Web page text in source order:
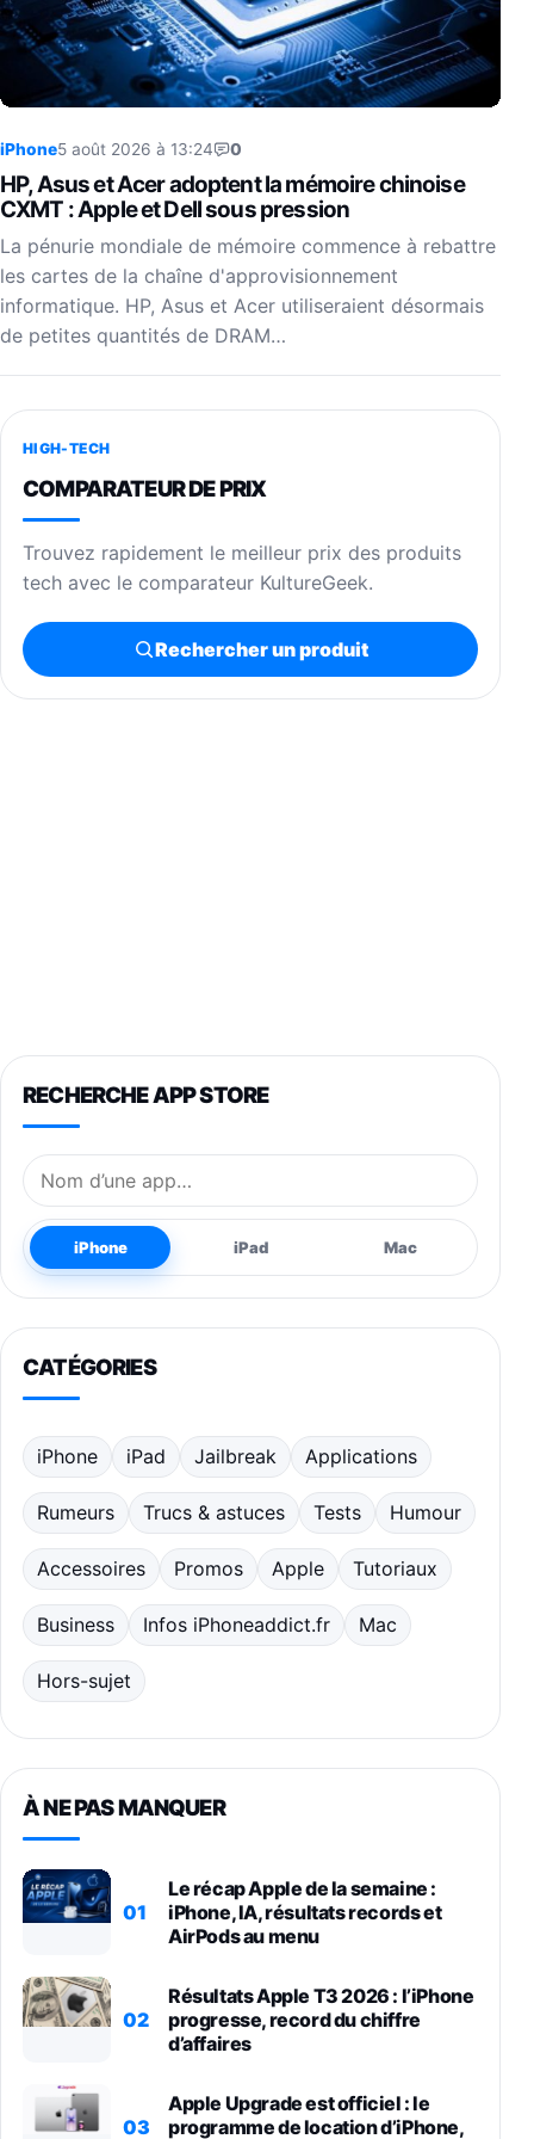
iPhone5 août 2026 à 13:24 0
HP, Asus et Acer adoptent la mémoire chinoise
CXMT : Apple et Dell sous pression
La pénurie mondiale de mémoire commence à rebattre
les cartes de la chaîne d'approvisionnement
informatique. HP, Asus et Acer utiliseraient désormais
de petites quantités de DRAM…
HIGH-TECH
COMPARATEUR DE PRIX
Trouvez rapidement le meilleur prix des produits
tech avec le comparateur KultureGeek.
Rechercher un produit
RECHERCHE APP STORE
Nom de l’application
iPhone iPad Mac
CATÉGORIES
iPhone iPad Jailbreak Applications
Rumeurs Trucs & astuces Tests Humour
Accessoires Promos Apple Tutoriaux
Business Infos iPhoneaddict.fr Mac
Hors-sujet
À NE PAS MANQUER
01
Le récap Apple de la semaine :
iPhone, IA, résultats records et
AirPods au menu
02
Résultats Apple T3 2026 : l’iPhone
progresse, record du chiffre
d’affaires
03
Apple Upgrade est officiel : le
programme de location d’iPhone,